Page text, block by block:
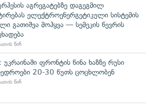
აგრეგატებზე დაგეგმილ
ელექტროენერგეტიკული სისტემის
გათიშვა მოჰყვა — სემეკის წევრის
წინ
უკრაინაში ფრონტის წინა ხაზზე რუსი
20-30 წუთს ცოცხლობენ
წინ